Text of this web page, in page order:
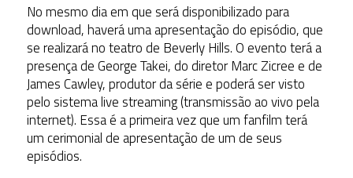
No mesmo dia em que será disponibilizado para
download, haverá uma apresentação do episódio, que
se realizará no teatro de Beverly Hills. O evento terá a
presença de George Takei, do diretor Marc Zicree e de
James Cawley, produtor da série e poderá ser visto
pelo sistema live streaming (transmissão ao vivo pela
internet). Essa é a primeira vez que um fanfilm terá
um cerimonial de apresentação de um de seus
episódios.